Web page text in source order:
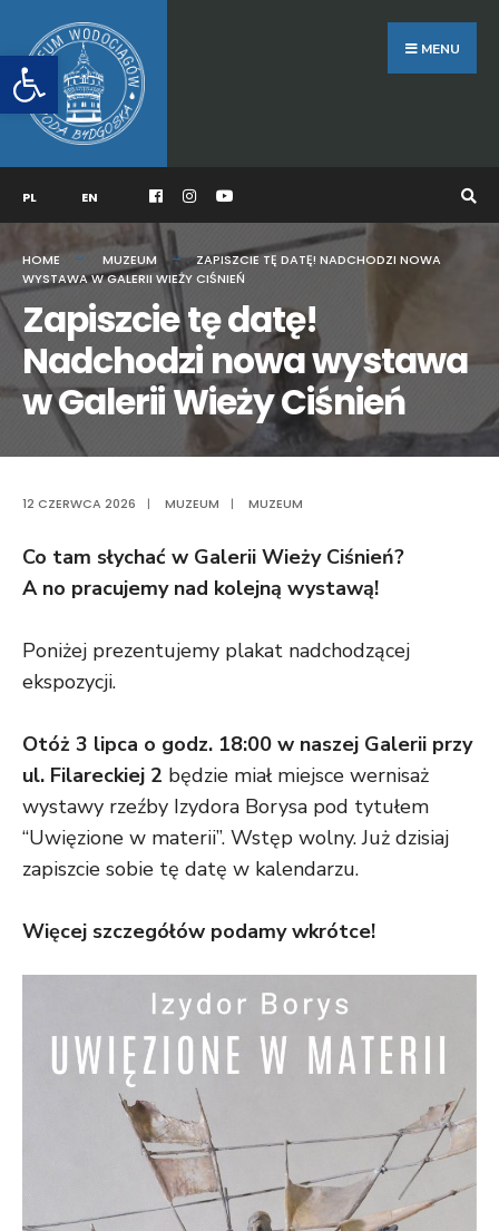
Otwórz pasek narzędzi
to
content
MENU
PL EN
HOME MUZEUM
ZAPISZCIE TĘ DATĘ! NADCHODZI NOWA
WYSTAWA W GALERII WIEŻY CIŚNIEŃ
Zapiszcie tę datę!
Nadchodzi nowa wystawa
w Galerii Wieży Ciśnień
12 CZERWCA 2026 | MUZEUM | MUZEUM
Co tam słychać w Galerii Wieży Ciśnień?
A no pracujemy nad kolejną wystawą!
Poniżej prezentujemy plakat nadchodzącej
ekspozycji.
Otóż 3 lipca o godz. 18:00 w naszej Galerii przy
ul. Filareckiej 2 będzie miał miejsce wernisaż
wystawy rzeźby Izydora Borysa pod tytułem
“Uwięzione w materii”. Wstęp wolny. Już dzisiaj
zapiszcie sobie tę datę w kalendarzu.
Więcej szczegółów podamy wkrótce!
for: